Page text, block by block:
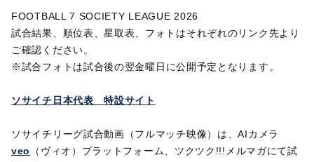
FOOTBALL 7 SOCIETY LEAGUE 2026
試合結果、順位表、星取表、フォトはそれぞれのリンク先より
ご確認ください。
※試合フォトは試合後の翌金曜日に公開予定となります。
ソサイチ日本代表 特設サイト
ソサイチリーグ試合動画（フルマッチ映像）は、AIカメラ
veo
（ヴィオ）プラットフォーム、ツクツク!!!メルマガにて試